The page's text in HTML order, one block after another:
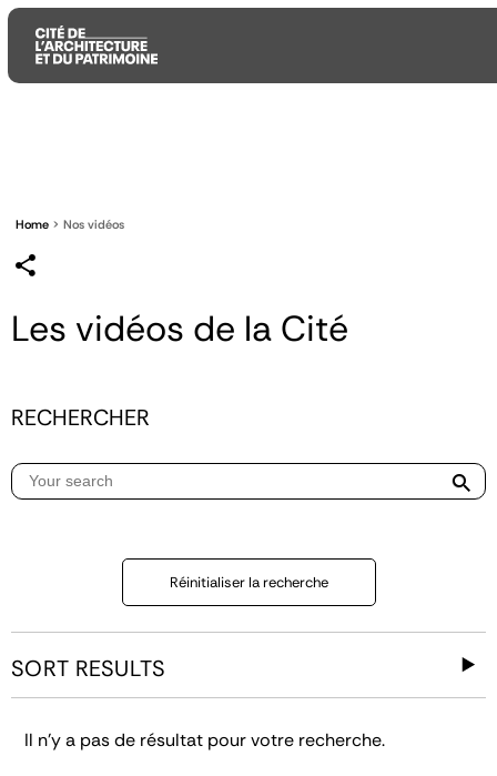
principal
principal
recherche
Home Nos vidéos
Les vidéos de la Cité
RECHERCHER
Réinitialiser la recherche
SORT RESULTS
Il n'y a pas de résultat pour votre recherche.